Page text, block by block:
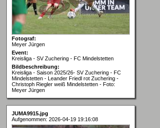
Fotograf:
Meyer Jürgen
Event:
Kreisliga - SV Zuchering - FC Mindelstetten
Bildbeschreibung:
Kreisliga - Saison 2025/26- SV Zuchering - FC
Mindelstetten - Leander Friedl rot Zuchering -
Christoph Riegler weiß Mindelstetten - Foto:
Meyer Jürgen
JUMA9915.jpg
Aufgenommen: 2026-04-19 19:16:08